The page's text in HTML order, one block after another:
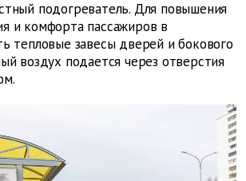
подогреватель. Для повышения
и комфорта пассажиров в
тепловые завесы дверей и бокового
воздух подается через отверстия